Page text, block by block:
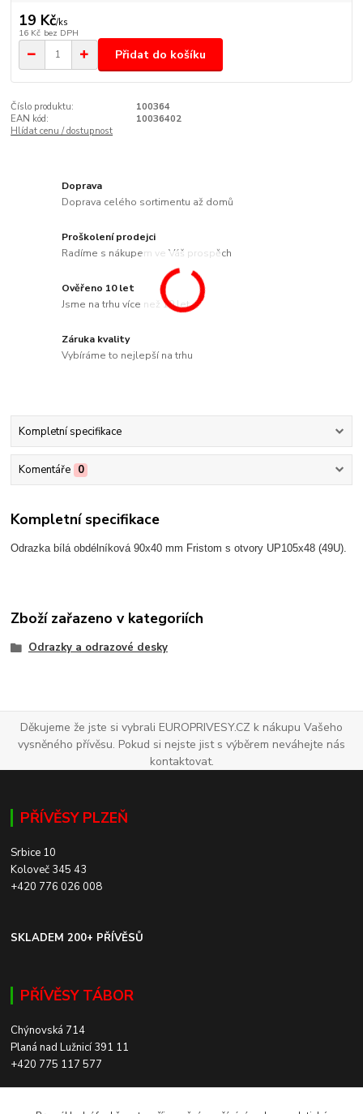
19 Kč/ks
16 Kč bez DPH
Přidat do košíku
Číslo produktu:
100364
EAN kód:
10036402
Hlídat cenu / dostupnost
Doprava
Doprava celého sortimentu až domů
Proškolení prodejci
Radíme s nákupem ve Váš prospěch
Ověřeno 10 let
Jsme na trhu více než 10 let
Záruka kvality
Vybíráme to nejlepší na trhu
Kompletní specifikace
Komentáře 0
Kompletní specifikace
Odrazka bílá obdélníková 90x40 mm Fristom s otvory UP105x48 (49U).
Zboží zařazeno v kategoriích
Odrazky a odrazové desky
Děkujeme že jste si vybrali EUROPRIVESY.CZ k nákupu Vašeho
vysněného přívěsu. Pokud si nejste jist s výběrem neváhejte nás
kontaktovat.
PŘÍVĚSY PLZEŇ
Srbice 10
Koloveč 345 43
+420 776 026 008
SKLADEM 200+ PŘÍVĚSŮ
PŘÍVĚSY TÁBOR
Chýnovská 714
Planá nad Lužnicí 391 11
+420 775 117 577